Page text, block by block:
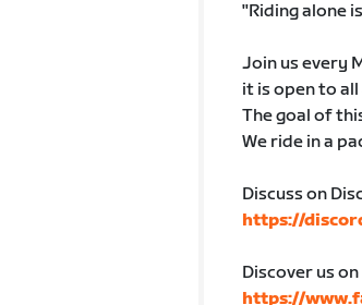
"Riding alone
Join us every
it is open to all
The goal of
We ride in a
Discuss on
https://
Discover us
https://